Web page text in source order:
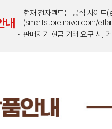
내
현재 전자랜드는 공식 사이트
(smartstore.naver.com/
판매자가 현금 거래 요구 시,